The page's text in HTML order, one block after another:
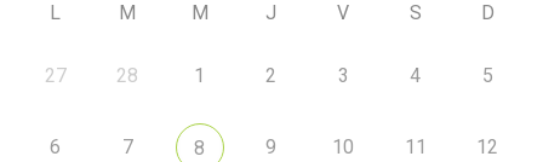
L M M J V S D
27 28 1 2 3 4 5
6 7 8 9 10 11 12